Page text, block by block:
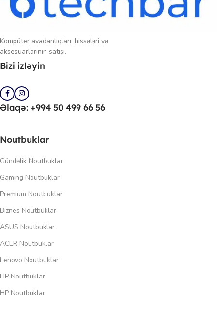
Kompüter avadanlıqları, hissələri və
aksesuarlarının satışı.
Bizi izləyin
Əlaqə: +994 50 499 66 56
Noutbuklar
Gündəlik Noutbuklar
Gaming Noutbuklar
Premium Noutbuklar
Biznes Noutbuklar
ASUS Noutbuklar
ACER Noutbuklar
Lenovo Noutbuklar
HP Noutbuklar
HP Noutbuklar